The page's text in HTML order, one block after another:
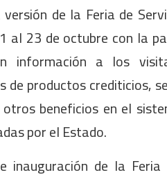
de la Feria de
al 23 de octubre con la
información a los
de productos crediticios,
beneficios en el
por el Estado.
inauguración de la Feria